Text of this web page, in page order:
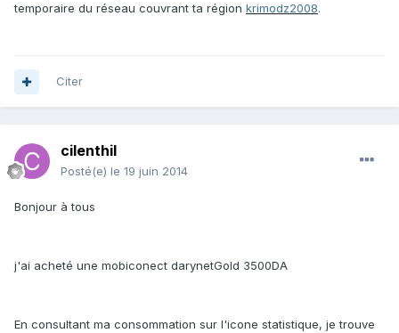
temporaire du réseau couvrant ta région krimodz2008.
Citer
cilenthil
Posté(e) le 19 juin 2014
Bonjour à tous
j'ai acheté une mobiconect darynetGold 3500DA
En consultant ma consommation sur l'icone statistique, je trouve